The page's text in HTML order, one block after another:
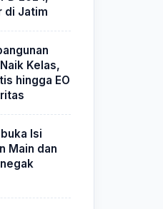
di Jatim
Kelas,
hingga EO
Isi
Main dan